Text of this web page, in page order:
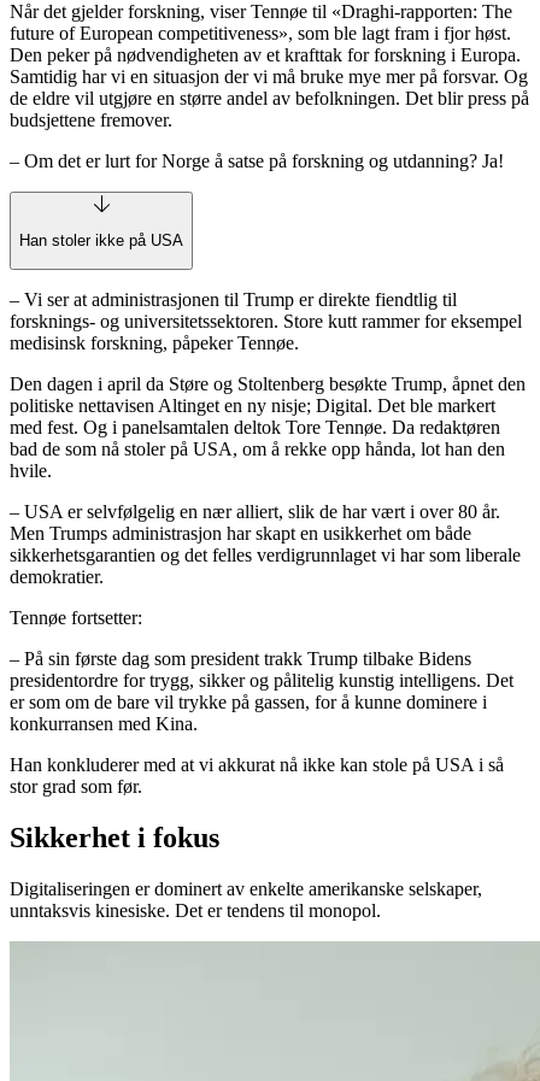
Når det gjelder forskning, viser Tennøe til «Draghi-rapporten: The
future of European competitiveness», som ble lagt fram i fjor høst.
Den peker på nødvendigheten av et krafttak for forskning i Europa.
Samtidig har vi en situasjon der vi må bruke mye mer på forsvar. Og
de eldre vil utgjøre en større andel av befolkningen. Det blir press på
budsjettene fremover.
– Om det er lurt for Norge å satse på forskning og utdanning? Ja!
Han stoler ikke på USA
– Vi ser at administrasjonen til Trump er direkte fiendtlig til
forsknings- og universitetssektoren. Store kutt rammer for eksempel
medisinsk forskning, påpeker Tennøe.
Den dagen i april da Støre og Stoltenberg besøkte Trump, åpnet den
politiske nettavisen Altinget en ny nisje; Digital. Det ble markert
med fest. Og i panelsamtalen deltok Tore Tennøe. Da redaktøren
bad de som nå stoler på USA, om å rekke opp hånda, lot han den
hvile.
– USA er selvfølgelig en nær alliert, slik de har vært i over 80 år.
Men Trumps administrasjon har skapt en usikkerhet om både
sikkerhetsgarantien og det felles verdigrunnlaget vi har som liberale
demokratier.
Tennøe fortsetter:
– På sin første dag som president trakk Trump tilbake Bidens
presidentordre for trygg, sikker og pålitelig kunstig intelligens. Det
er som om de bare vil trykke på gassen, for å kunne dominere i
konkurransen med Kina.
Han konkluderer med at vi akkurat nå ikke kan stole på USA i så
stor grad som før.
Sikkerhet i fokus
Digitaliseringen er dominert av enkelte amerikanske selskaper,
unntaksvis kinesiske. Det er tendens til monopol.